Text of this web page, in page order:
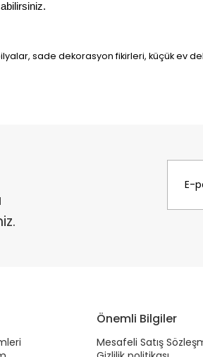
sade dekorasyon fikirleri, küçük ev
Önemli Bilgiler
Mesafeli Satış